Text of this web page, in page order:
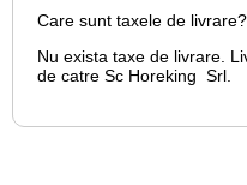
Care sunt taxele de livrare?
Nu exista taxe de livrare.
de catre Sc Horeking Srl.